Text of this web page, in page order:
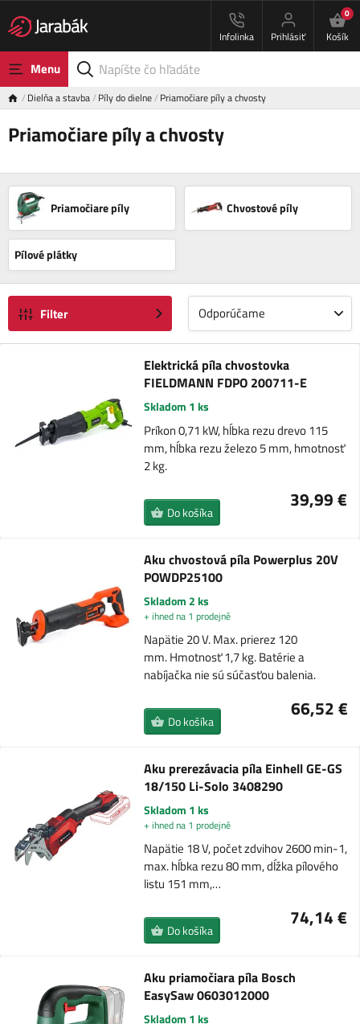
Infolinka Prihlásiť
0
Košík
Menu
Dielňa a stavba Píly do dielne Priamočiare píly a chvosty
Priamočiare píly a chvosty
Priamočiare píly Chvostové píly
Pílové plátky
Filter Odporúčame
Elektrická píla chvostovka
FIELDMANN FDPO 200711-E
Skladom 1 ks
Príkon 0,71 kW, hĺbka rezu drevo 115
mm, hĺbka rezu železo 5 mm, hmotnosť
2 kg.
39,99 €
Do košíka
Aku chvostová píla Powerplus 20V
POWDP25100
Skladom 2 ks
+ ihned na 1 prodejně
Napätie 20 V. Max. prierez 120
mm. Hmotnosť 1,7 kg. Batérie a
nabíjačka nie sú súčasťou balenia.
66,52 €
Do košíka
Aku prerezávacia píla Einhell GE-GS
18/150 Li-Solo 3408290
Skladom 1 ks
+ ihned na 1 prodejně
Napätie 18 V, počet zdvihov 2600 min-1,
max. hĺbka rezu 80 mm, dĺžka pílového
listu 151 mm,…
74,14 €
Do košíka
Aku priamočiara píla Bosch
EasySaw 0603012000
Skladom 1 ks